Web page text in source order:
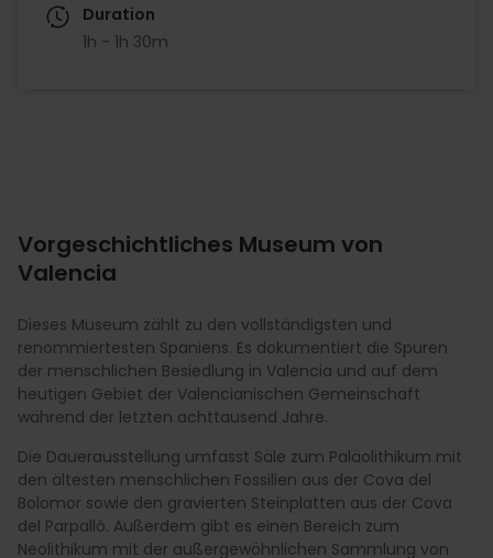
Duration
1h - 1h 30m
Vorgeschichtliches Museum von
Valencia
Dieses Museum zählt zu den vollständigsten und
renommiertesten Spaniens. Es dokumentiert die Spuren
der menschlichen Besiedlung in Valencia und auf dem
heutigen Gebiet der Valencianischen Gemeinschaft
während der letzten achttausend Jahre.
Die Dauerausstellung umfasst Säle zum Paläolithikum mit
den ältesten menschlichen Fossilien aus der Cova del
Bolomor sowie den gravierten Steinplatten aus der Cova
del Parpalló. Außerdem gibt es einen Bereich zum
Neolithikum mit der außergewöhnlichen Sammlung von